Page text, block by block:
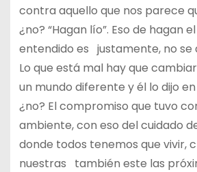
contra aquello que nos parece
¿no? “Hagan lío”. Eso de hagan
entendido es justamente, no se
Lo que está mal hay que
un mundo diferente y él lo dijo
¿no? El compromiso que tuvo
ambiente, con eso del cuidado
donde todos tenemos que vivir,
nuestras también este las